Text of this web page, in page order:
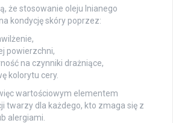
że stosowanie oleju lnianego
kondycję skóry poprzez:
powierzchni,
na czynniki drażniące,
kolorytu cery.
wartościowym elementem
twarzy dla każdego, kto zmaga się z
alergiami.